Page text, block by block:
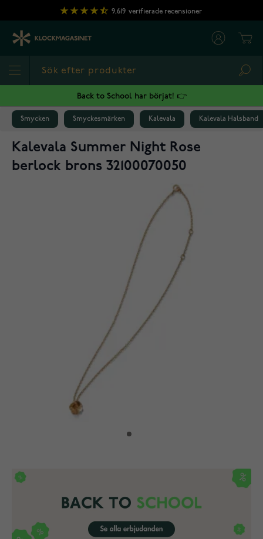
Hoppa till innehållet
9,619 verifierade recensioner
Back to School har börjat! 👉
Smycken Smyckesmärken Kalevala Kalevala Halsband
Kalevala Summer Night Rose
berlock brons 32100070050